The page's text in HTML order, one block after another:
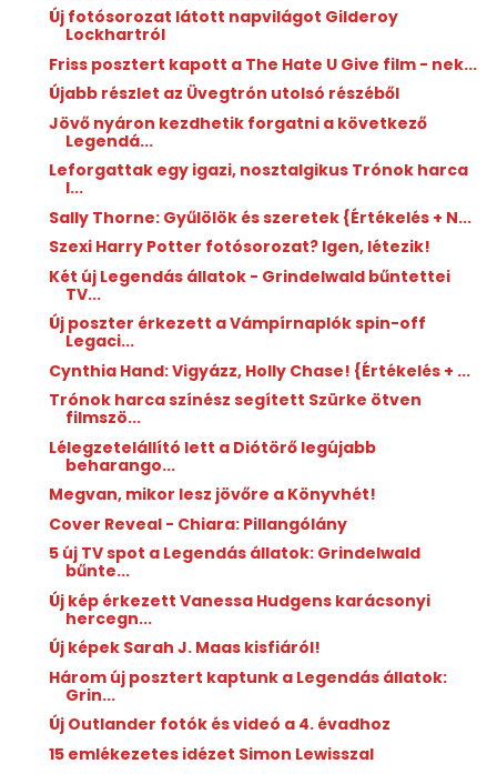
Új fotósorozat látott napvilágot Gilderoy
Lockhartról
Friss posztert kapott a The Hate U Give film - nek...
Újabb részlet az Üvegtrón utolsó részéből
Jövő nyáron kezdhetik forgatni a következő
Legendá...
Leforgattak egy igazi, nosztalgikus Trónok harca
l...
Sally Thorne: Gyűlölök ​és szeretek {Értékelés + N...
Szexi Harry Potter fotósorozat? Igen, létezik!
Két új Legendás állatok - Grindelwald bűntettei
TV...
Új poszter érkezett a Vámpírnaplók spin-off
Legaci...
Cynthia Hand: Vigyázz, ​Holly Chase! {Értékelés + ...
Trónok harca színész segített Szürke ötven
filmszö...
Lélegzetelállító lett a Diótörő legújabb
beharango...
Megvan, mikor lesz jövőre a Könyvhét!
Cover Reveal - Chiara: Pillangólány
5 új TV spot a Legendás állatok: Grindelwald
bűnte...
Új kép érkezett Vanessa Hudgens karácsonyi
hercegn...
Új képek Sarah J. Maas kisfiáról!
Három új posztert kaptunk a Legendás állatok:
Grin...
Új Outlander fotók és videó a 4. évadhoz
15 emlékezetes idézet Simon Lewisszal